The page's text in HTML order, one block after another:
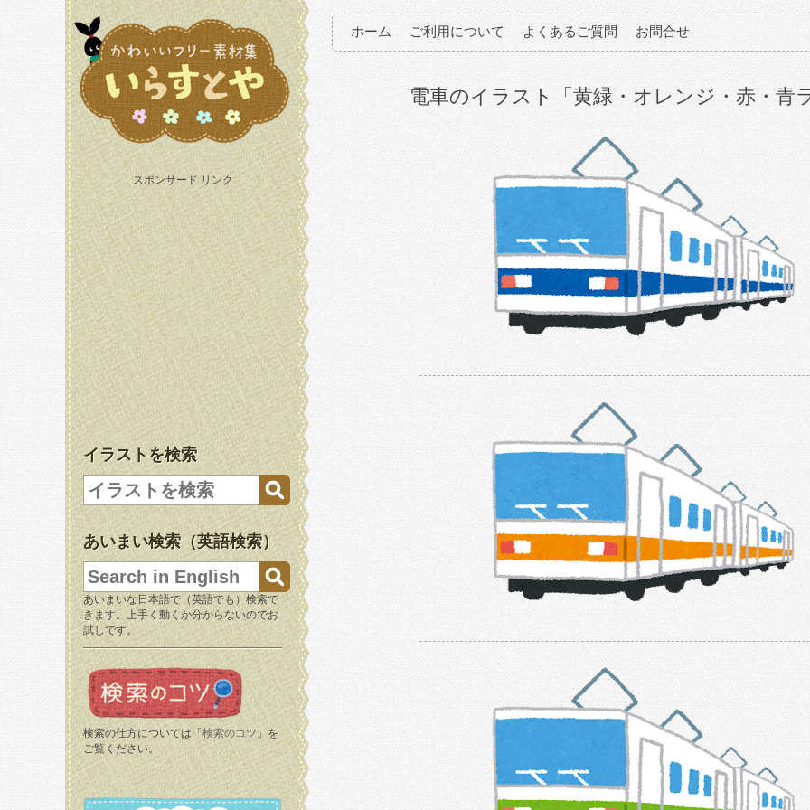
スポンサード リンク
イラストを検索
あいまい検索（英語検索）
あいまいな日本語で（英語でも）検索で
きます。上手く動くか分からないのでお
試しです。
検索の仕方については「 検索のコツ 」を
ご覧ください。
ホーム ご利用について よくあるご質問 お問合せ
電車のイラスト「黄緑・オレンジ・赤・青